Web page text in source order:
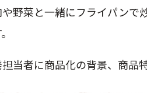
や野菜と一緒にフライパンで
当者に商品化の背景、商品